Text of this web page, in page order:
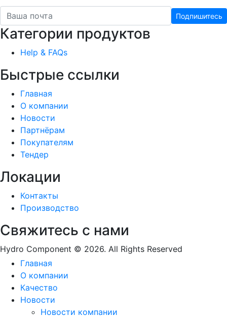
Подпишитесь
Категории продуктов
Help & FAQs
Быстрые ссылки
Главная
О компании
Новости
Партнёрам
Покупателям
Тендер
Локации
Контакты
Производство
Свяжитесь с нами
Hydro Component © 2026. All Rights Reserved
Главная
О компании
Качество
Новости
Новости компании